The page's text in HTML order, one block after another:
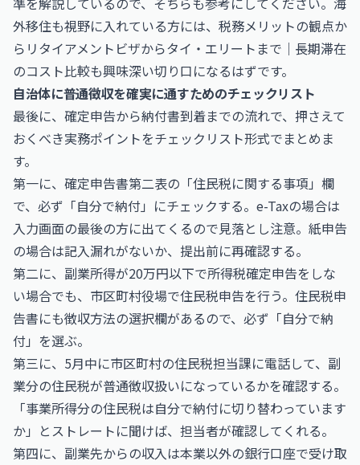
外移住も視野に入れている方には、税務メリットの観点か
ら リタイアメントビザからタイ・エリートまで｜長期滞在
のコスト比較も興味深い切り口になるはずです。
自治体に普通徴収を確実に通すためのチェックリスト
最後に、確定申告から納付書到着までの流れで、押さえて
おくべき実務ポイントをチェックリスト形式でまとめま
す。
第一に、確定申告書第二表の「住民税に関する事項」欄
で、必ず「自分で納付」にチェックする。e-Taxの場合は
入力画面の最後の方に出てくるので見落とし注意。紙申告
の場合は記入漏れがないか、提出前に再確認する。
第二に、副業所得が20万円以下で所得税確定申告をしな
い場合でも、市区町村役場で住民税申告を行う。住民税申
告書にも徴収方法の選択欄があるので、必ず「自分で納
付」を選ぶ。
第三に、5月中に市区町村の住民税担当課に電話して、副
業分の住民税が普通徴収扱いになっているかを確認する。
「事業所得分の住民税は自分で納付に切り替わっています
か」とストレートに聞けば、担当者が確認してくれる。
第四に、副業先からの収入は本業以外の銀行口座で受け取